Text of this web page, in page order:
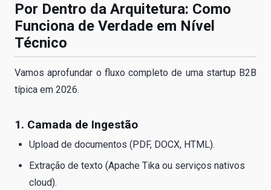
Por Dentro da Arquitetura: Como
Funciona de Verdade em Nível
Técnico
Vamos aprofundar o fluxo completo de uma startup B2B
típica em 2026.
1. Camada de Ingestão
Upload de documentos (PDF, DOCX, HTML).
Extração de texto (Apache Tika ou serviços nativos
cloud).